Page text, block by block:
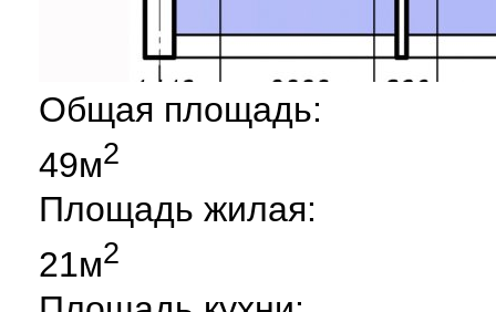
Общая площадь:
49м2
Площадь жилая:
21м2